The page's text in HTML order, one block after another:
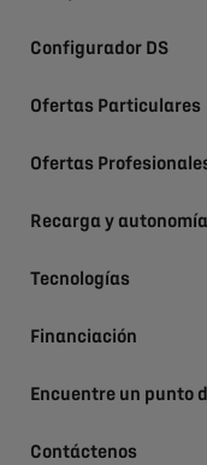
Configurador DS
Ofertas Particulares
Ofertas
Recarga y
Tecnologías
Financiación
Encuentre un punto
Contáctenos